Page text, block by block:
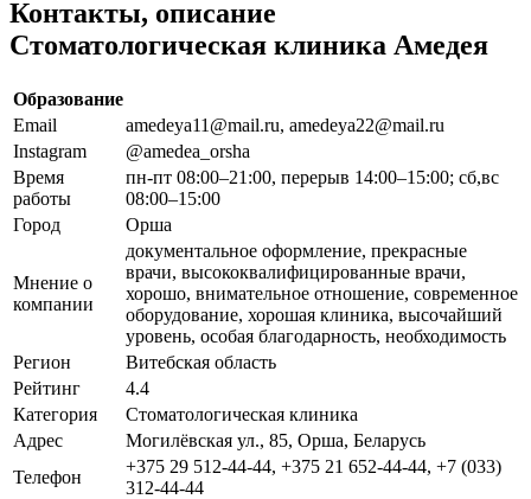
Контакты, описание
Стоматологическая клиника Амедея
Образование
Email
amedeya11@mail.ru, amedeya22@mail.ru
Instagram
@amedea_orsha
Время
работы
пн-пт 08:00–21:00, перерыв 14:00–15:00; сб,вс
08:00–15:00
Город
Орша
Мнение о
компании
документальное оформление, прекрасные
врачи, высококвалифицированные врачи,
хорошо, внимательное отношение, современное
оборудование, хорошая клиника, высочайший
уровень, особая благодарность, необходимость
Регион
Витебская область
Рейтинг
4.4
Категория
Стоматологическая клиника
Адрес
Могилёвская ул., 85, Орша, Беларусь
Телефон
+375 29 512-44-44, +375 21 652-44-44, +7 (033)
312-44-44